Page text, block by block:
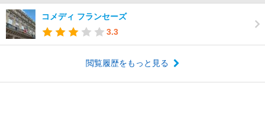
コメディ フランセーズ
3.3
閲覧履歴をもっと見る